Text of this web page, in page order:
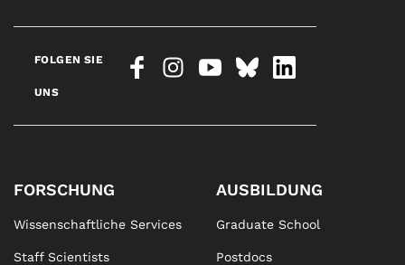
FOLGEN SIE
UNS
FORSCHUNG
Wissenschaftliche Services
Staff Scientists
AUSBILDUNG
Graduate School
Postdocs